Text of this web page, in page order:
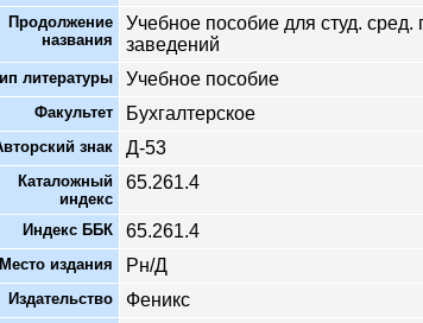
Продолжение
названия
Учебное пособие для студ. сред.
заведений
литературы Учебное пособие
Факультет Бухгалтерское
знак Д-53
Каталожный
индекс
65.261.4
Индекс ББК 65.261.4
Место издания Рн/Д
Издательство Феникс